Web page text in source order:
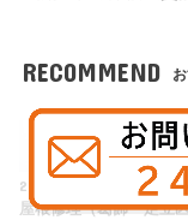
RECOMMEND
2019.7.8
屋根修理（葛飾
足立